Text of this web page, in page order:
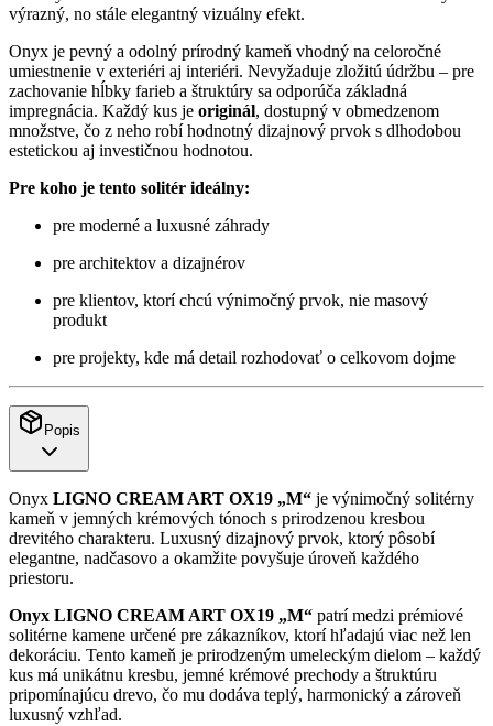
výrazný, no stále elegantný vizuálny efekt.
Onyx je pevný a odolný prírodný kameň vhodný na celoročné
umiestnenie v exteriéri aj interiéri. Nevyžaduje zložitú údržbu – pre
zachovanie hĺbky farieb a štruktúry sa odporúča základná
impregnácia. Každý kus je originál, dostupný v obmedzenom
množstve, čo z neho robí hodnotný dizajnový prvok s dlhodobou
estetickou aj investičnou hodnotou.
Pre koho je tento solitér ideálny:
pre moderné a luxusné záhrady
pre architektov a dizajnérov
pre klientov, ktorí chcú výnimočný prvok, nie masový
produkt
pre projekty, kde má detail rozhodovať o celkovom dojme
Popis
Onyx LIGNO CREAM ART OX19 „M“ je výnimočný solitérny
kameň v jemných krémových tónoch s prirodzenou kresbou
drevitého charakteru. Luxusný dizajnový prvok, ktorý pôsobí
elegantne, nadčasovo a okamžite povyšuje úroveň každého
priestoru.
Onyx LIGNO CREAM ART OX19 „M“ patrí medzi prémiové
solitérne kamene určené pre zákazníkov, ktorí hľadajú viac než len
dekoráciu. Tento kameň je prirodzeným umeleckým dielom – každý
kus má unikátnu kresbu, jemné krémové prechody a štruktúru
pripomínajúcu drevo, čo mu dodáva teplý, harmonický a zároveň
luxusný vzhľad.